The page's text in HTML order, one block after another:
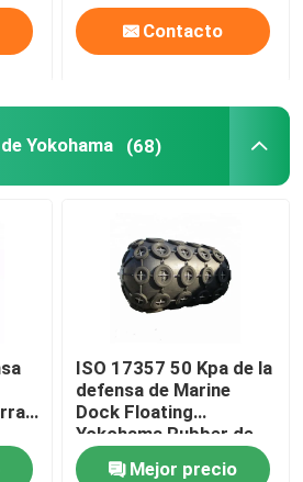
la espuma
Contacto
Yokohama (68)
ISO 17357 50 Kpa de la
defensa de Marine
Dock Floating
Yokohama Rubber de
los embarcaderos
Mejor precio